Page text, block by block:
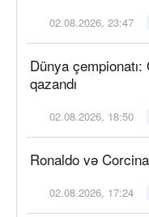
02.08.2026, 23:47
Dünya
qazandı
02.08.2026, 18:50
Ronaldo və
02.08.2026, 17:24